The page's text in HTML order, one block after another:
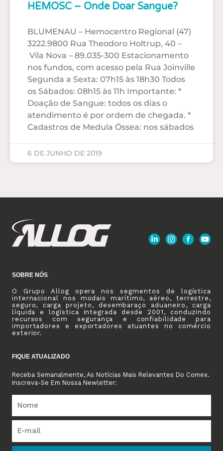
HEMOSC – Onde Doar Sangue?
BLUMENAU – Hemocentro Regional (47)
3222.9800 Rua Theodoro Holtrup, 40 –
Vila Nova – 89.035-300 Estacionamento
nos fundos, com acesso pela Rua Joinville
Segunda a Sexta: 07h15 às 18h30 Todos
os Sábados: 08h15 às 11h Importante: *
Doação de Sangue: todos os dias o
atendimento é por ordem de chegada. *
Cadastros de Medula Óssea: nos sábados
6 DE JUNHO DE 2019
SOBRE NÓS
O Grupo Allog opera nos segmentos de logística
internacional nos modais marítimo, aéreo, terrestre,
seguro, carga projeto, desembaraço aduaneiro, carga
líquida e logística integrada desde 2001, conduzindo
recursos com segurança e confiabilidade para
importadores e exportadores atuantes no comércio
exterior.
FIQUE ATUALIZADO
Receba Semanalmente, As Notícias Mais Relevantes Do Comex.
Inscreva-Se Em Nossa Newletter: